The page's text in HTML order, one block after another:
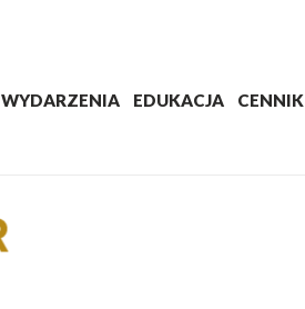
WYDARZENIA EDUKACJA CENNIK